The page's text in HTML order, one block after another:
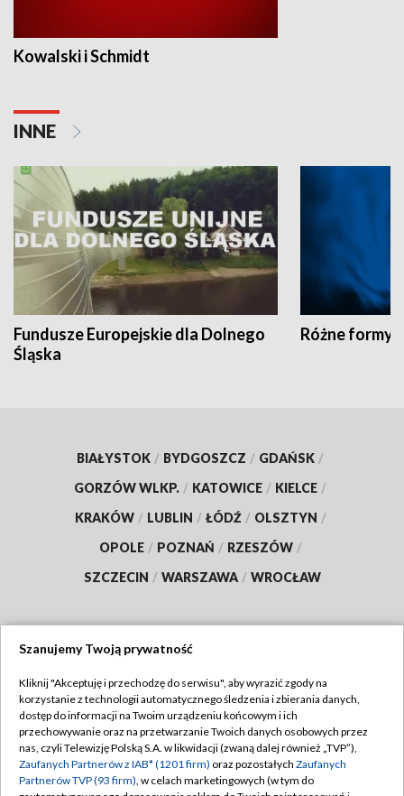
Kowalski i Schmidt
INNE
Fundusze Europejskie dla Dolnego
Śląska
Różne formy
BIAŁYSTOK / BYDGOSZCZ / GDAŃSK /
GORZÓW WLKP. / KATOWICE / KIELCE /
KRAKÓW / LUBLIN / ŁÓDŹ / OLSZTYN /
OPOLE / POZNAŃ / RZESZÓW /
SZCZECIN / WARSZAWA / WROCŁAW
TVP
Abonament TVP
Emisja w TVP
Centrum informacji TVP
Regulamin TVP
Polityka prywatności
Szanujemy Twoją prywatność
Kliknij "Akceptuję i przechodzę do serwisu", aby wyrazić zgody na
korzystanie z technologii automatycznego śledzenia i zbierania danych,
dostęp do informacji na Twoim urządzeniu końcowym i ich
przechowywanie oraz na przetwarzanie Twoich danych osobowych przez
nas, czyli Telewizję Polską S.A. w likwidacji (zwaną dalej również „TVP”),
Zaufanych Partnerów z IAB* (1201 firm) oraz pozostałych Zaufanych
Partnerów TVP (93 firm), w celach marketingowych (w tym do